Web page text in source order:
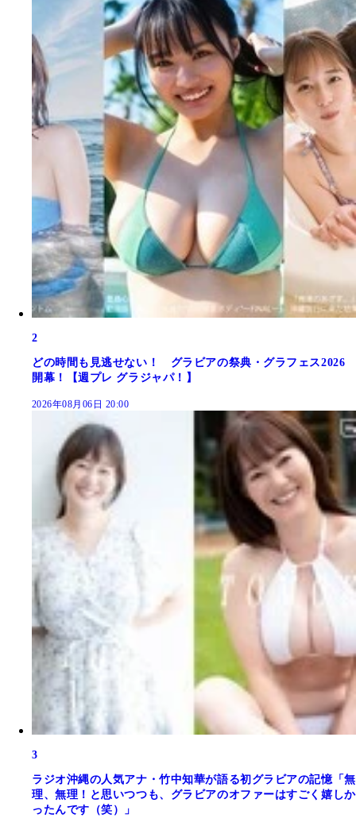
2
どの時間も見逃せない！ グラビアの祭典・グラフェス2026
開幕！【週プレ グラジャパ！】
2026年08月06日 20:00
3
ラジオ沖縄の人気アナ・竹中知華が語る初グラビアの記憶「無
理、無理！と思いつつも、グラビアのオファーはすごく嬉しか
ったんです（笑）」